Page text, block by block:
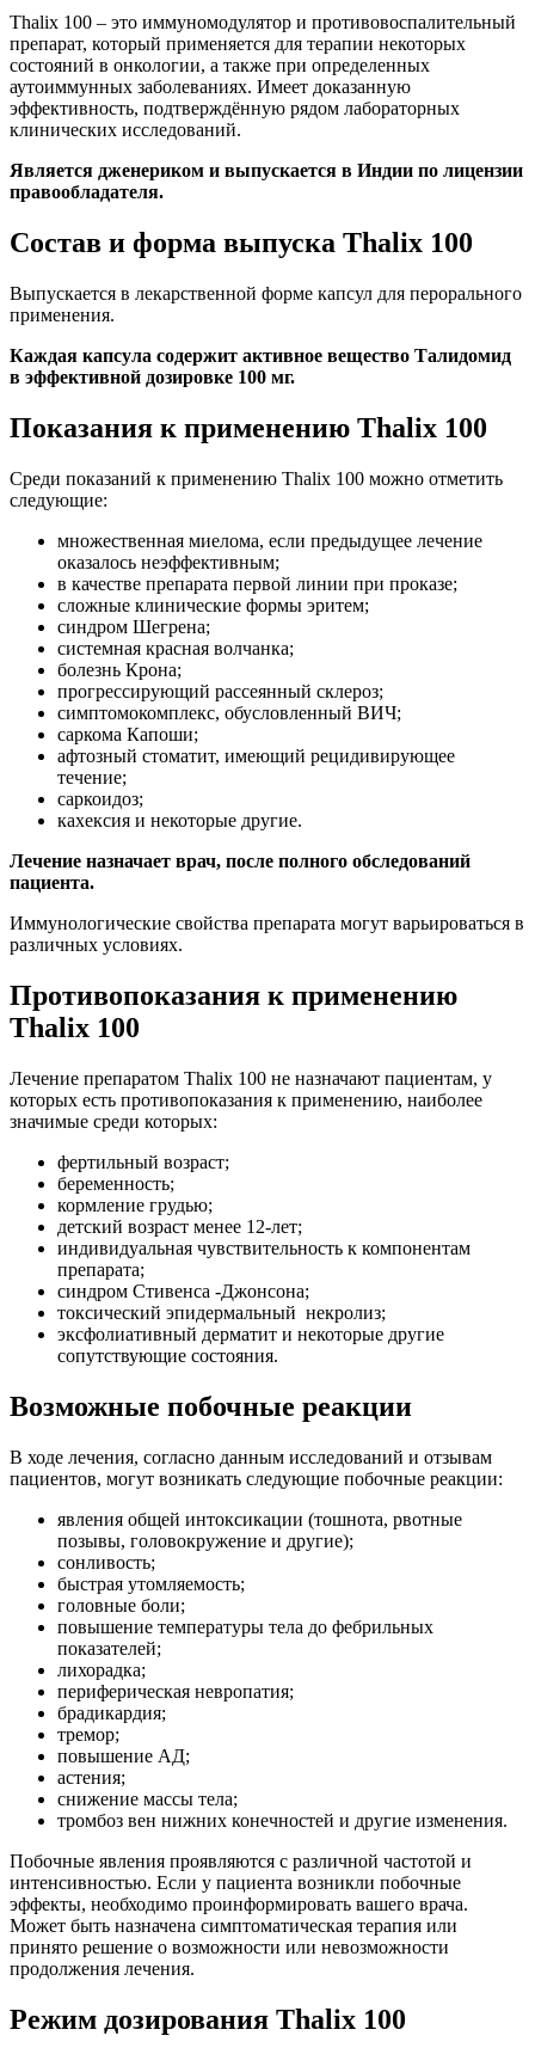
Thalix 100 – это иммуномодулятор и противовоспалительный
препарат, который применяется для терапии некоторых
состояний в онкологии, а также при определенных
аутоиммунных заболеваниях. Имеет доказанную
эффективность, подтверждённую рядом лабораторных
клинических исследований.
Является дженериком и выпускается в Индии по лицензии
правообладателя.
Состав и форма выпуска Thalix 100
Выпускается в лекарственной форме капсул для перорального
применения.
Каждая капсула содержит активное вещество Талидомид
в эффективной дозировке 100 мг.
Показания к применению Thalix 100
Среди показаний к применению Thalix 100 можно отметить
следующие:
множественная миелома, если предыдущее лечение
оказалось неэффективным;
в качестве препарата первой линии при проказе;
сложные клинические формы эритем;
синдром Шегрена;
системная красная волчанка;
болезнь Крона;
прогрессирующий рассеянный склероз;
симптомокомплекс, обусловленный ВИЧ;
саркома Капоши;
афтозный стоматит, имеющий рецидивирующее
течение;
саркоидоз;
кахексия и некоторые другие.
Лечение назначает врач, после полного обследований
пациента.
Иммунологические свойства препарата могут варьироваться в
различных условиях.
Противопоказания к применению
Thalix 100
Лечение препаратом Thalix 100 не назначают пациентам, у
которых есть противопоказания к применению, наиболее
значимые среди которых:
фертильный возраст;
беременность;
кормление грудью;
детский возраст менее 12-лет;
индивидуальная чувствительность к компонентам
препарата;
синдром Стивенса -Джонсона;
токсический эпидермальный некролиз;
эксфолиативный дерматит и некоторые другие
сопутствующие состояния.
Возможные побочные реакции
В ходе лечения, согласно данным исследований и отзывам
пациентов, могут возникать следующие побочные реакции:
явления общей интоксикации (тошнота, рвотные
позывы, головокружение и другие);
сонливость;
быстрая утомляемость;
головные боли;
повышение температуры тела до фебрильных
показателей;
лихорадка;
периферическая невропатия;
брадикардия;
тремор;
повышение АД;
астения;
снижение массы тела;
тромбоз вен нижних конечностей и другие изменения.
Побочные явления проявляются с различной частотой и
интенсивностью. Если у пациента возникли побочные
эффекты, необходимо проинформировать вашего врача.
Может быть назначена симптоматическая терапия или
принято решение о возможности или невозможности
продолжения лечения.
Режим дозирования Thalix 100